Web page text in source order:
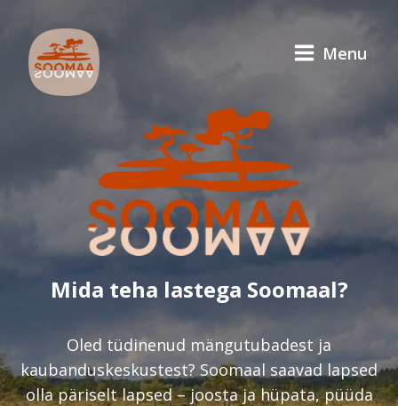
Menu
Mida teha lastega Soomaal?
Oled tüdinenud mängutubadest ja
kaubanduskeskustest? Soomaal saavad lapsed
olla päriselt lapsed – joosta ja hüpata, püüda